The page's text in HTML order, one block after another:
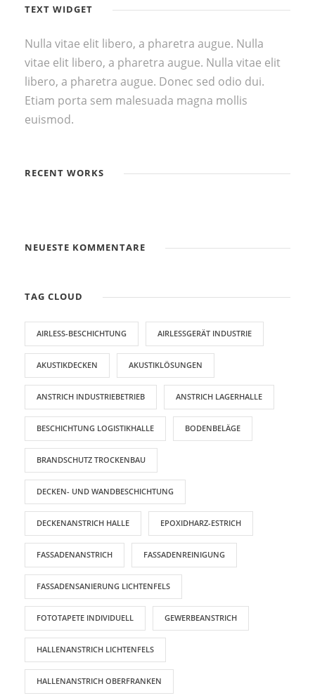
TEXT WIDGET
Nulla vitae elit libero, a pharetra augue. Nulla
vitae elit libero, a pharetra augue. Nulla vitae elit
libero, a pharetra augue. Donec sed odio dui.
Etiam porta sem malesuada magna mollis
euismod.
RECENT WORKS
NEUESTE KOMMENTARE
TAG CLOUD
AIRLESS-BESCHICHTUNG AIRLESSGERÄT INDUSTRIE
AKUSTIKDECKEN AKUSTIKLÖSUNGEN
ANSTRICH INDUSTRIEBETRIEB ANSTRICH LAGERHALLE
BESCHICHTUNG LOGISTIKHALLE BODENBELÄGE
BRANDSCHUTZ TROCKENBAU
DECKEN- UND WANDBESCHICHTUNG
DECKENANSTRICH HALLE EPOXIDHARZ-ESTRICH
FASSADENANSTRICH FASSADENREINIGUNG
FASSADENSANIERUNG LICHTENFELS
FOTOTAPETE INDIVIDUELL GEWERBEANSTRICH
HALLENANSTRICH LICHTENFELS
HALLENANSTRICH OBERFRANKEN